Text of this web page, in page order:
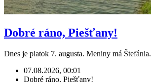
Dobré ráno, Piešťany!
Dnes je piatok 7. augusta. Meniny má Štefánia.
07.08.2026, 00:01
Dobré ráno, Piešťany!